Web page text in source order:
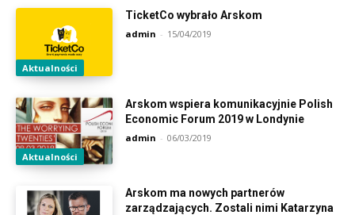
Aktualności
TicketCo wybrało Arskom
admin - 15/04/2019
Aktualności
Arskom wspiera komunikacyjnie Polish
Economic Forum 2019 w Londynie
admin - 06/03/2019
Arskom ma nowych partnerów
zarządzających. Zostali nimi Katarzyna